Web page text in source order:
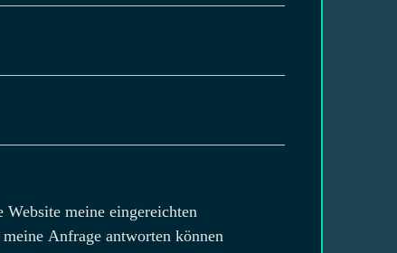
Website meine eingereichten
Anfrage antworten können